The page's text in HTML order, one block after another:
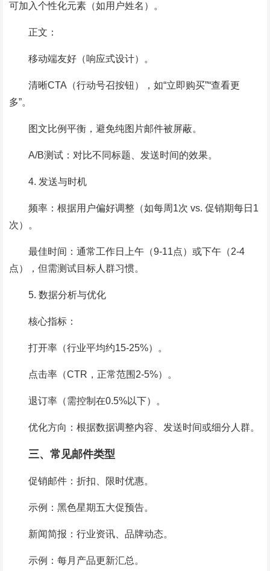
可加入个性化元素（如用户姓名）。
正文：
移动端友好（响应式设计）。
清晰CTA（行动号召按钮），如“立即购买”“查看更
多”。
图文比例平衡，避免纯图片邮件被屏蔽。
A/B测试：对比不同标题、发送时间的效果。
4. 发送与时机
频率：根据用户偏好调整（如每周1次 vs. 促销期每日1
次）。
最佳时间：通常工作日上午（9-11点）或下午（2-4
点），但需测试目标人群习惯。
5. 数据分析与优化
核心指标：
打开率（行业平均约15-25%）。
点击率（CTR，正常范围2-5%）。
退订率（需控制在0.5%以下）。
优化方向：根据数据调整内容、发送时间或细分人群。
三、常见邮件类型
促销邮件：折扣、限时优惠。
示例：黑色星期五大促预告。
新闻简报：行业资讯、品牌动态。
示例：每月产品更新汇总。